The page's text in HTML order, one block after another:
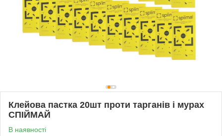
Клейова пастка 20шт проти тарганів і мурах
СПІЙМАЙ
В наявності